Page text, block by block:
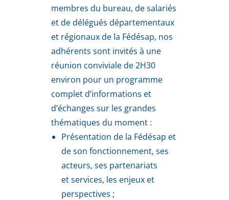
membres du bureau, de salariés
et de délégués départementaux
et régionaux de la Fédésap, nos
adhérents sont invités à une
réunion conviviale de 2H30
environ pour un programme
complet d’informations et
d’échanges sur les grandes
thématiques du moment :
Présentation de la Fédésap et
de son fonctionnement, ses
acteurs, ses partenariats
et services, les enjeux et
perspectives ;